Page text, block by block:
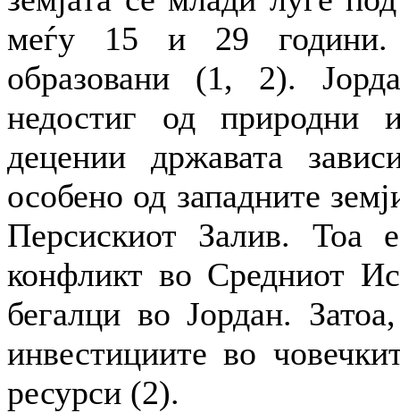
меѓу 15 и 29 години.
образовани (1, 2).
недостиг од природни
децении државата
особено од западните
Персискиот Залив. Тоа
конфликт во Средниот
бегалци во Јордан.
инвестициите во
ресурси (2).